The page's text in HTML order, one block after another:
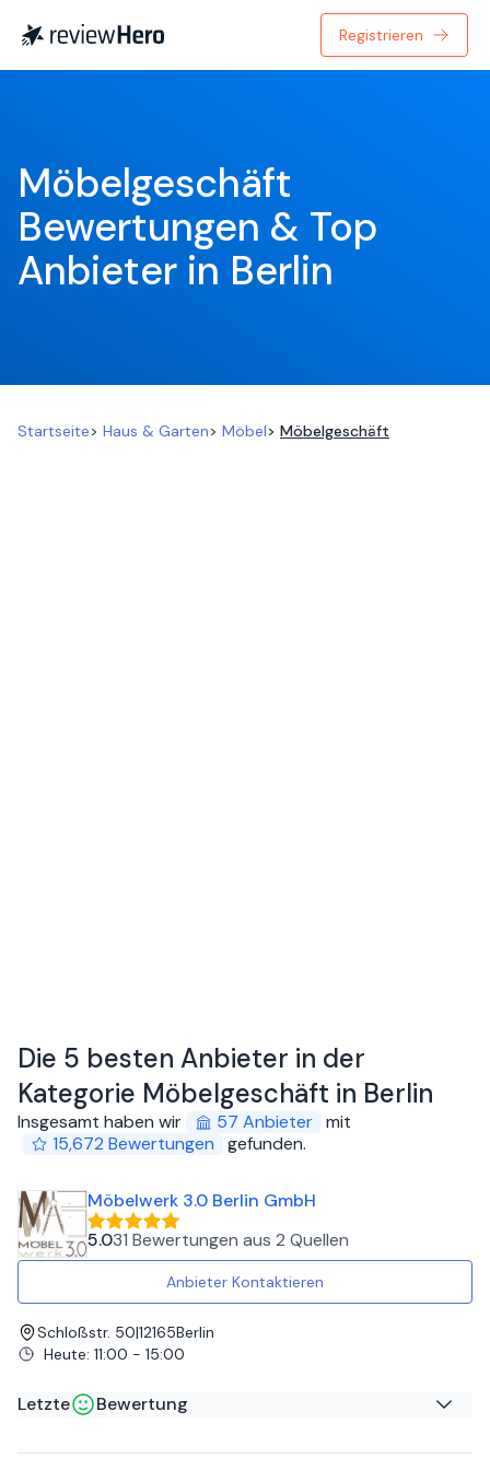
Registrieren
Möbelgeschäft
Bewertungen & Top
Anbieter in Berlin
Startseite> Haus & Garten> Möbel> Möbelgeschäft
Die 5 besten Anbieter in der
Kategorie Möbelgeschäft in Berlin
Insgesamt haben wir 57 Anbieter mit
15,672 Bewertungen gefunden.
Möbelwerk 3.0 Berlin GmbH
5.031 Bewertungen aus 2 Quellen
Anbieter Kontaktieren
Schloßstr. 50|12165Berlin
Heute: 11:00 - 15:00
Letzte Bewertung
Sarah S auf